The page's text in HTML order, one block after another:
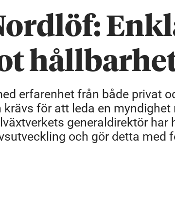
erfarenhet från både privat
för att leda en
generaldirektör har
och gör detta med